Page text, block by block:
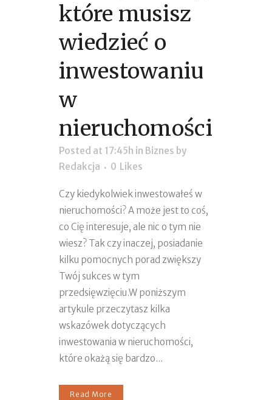
które musisz
wiedzieć o
inwestowaniu
w
nieruchomości
Posted at 17:45h in Biznes by
Redakcja
0 Likes
Czy kiedykolwiek inwestowałeś w
nieruchomości? A może jest to coś,
co Cię interesuje, ale nic o tym nie
wiesz? Tak czy inaczej, posiadanie
kilku pomocnych porad zwiększy
Twój sukces w tym
przedsięwzięciu.W poniższym
artykule przeczytasz kilka
wskazówek dotyczących
inwestowania w nieruchomości,
które okażą się bardzo...
Read More